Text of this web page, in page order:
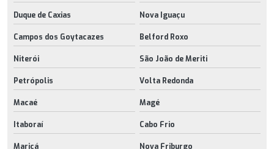
Duque de Caxias Nova Iguaçu
Campos dos Goytacazes Belford Roxo
Niterói São João de Meriti
Petrópolis Volta Redonda
Macaé Magé
Itaboraí Cabo Frio
Maricá Nova Friburgo